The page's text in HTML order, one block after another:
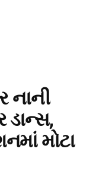
નાની
ડાન્સ,
મોટા